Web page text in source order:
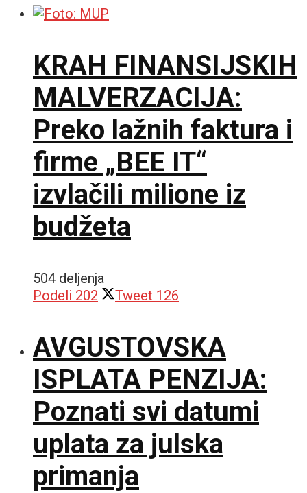
KRAH FINANSIJSKIH
MALVERZACIJA:
Preko lažnih faktura i
firme „BEE IT“
izvlačili milione iz
budžeta
504 deljenja
Podeli 202 Tweet 126
AVGUSTOVSKA
ISPLATA PENZIJA:
Poznati svi datumi
uplata za julska
primanja